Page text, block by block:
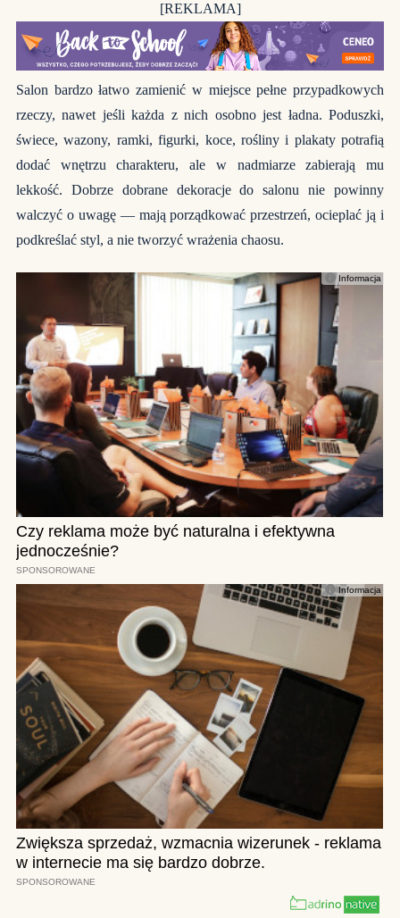
[REKLAMA]
Salon bardzo łatwo zamienić w miejsce pełne przypadkowych
rzeczy, nawet jeśli każda z nich osobno jest ładna. Poduszki,
świece, wazony, ramki, figurki, koce, rośliny i plakaty potrafią
dodać wnętrzu charakteru, ale w nadmiarze zabierają mu
lekkość. Dobrze dobrane dekoracje do salonu nie powinny
walczyć o uwagę — mają porządkować przestrzeń, ocieplać ją i
podkreślać styl, a nie tworzyć wrażenia chaosu.